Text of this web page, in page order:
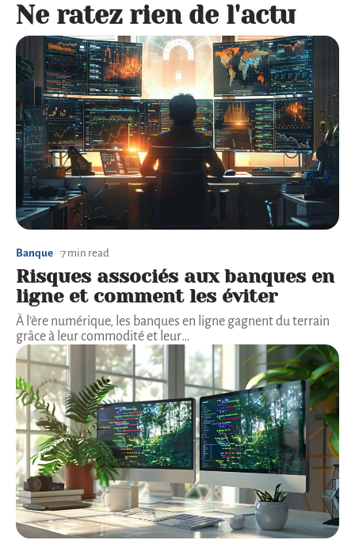
Ne ratez rien de l'actu
Banque 7 min read
Risques associés aux banques en
ligne et comment les éviter
À l'ère numérique, les banques en ligne gagnent du terrain
grâce à leur commodité et leur…